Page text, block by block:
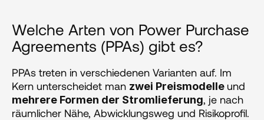
Welche Arten von Power Purchase
Agreements (PPAs) gibt es?
PPAs treten in verschiedenen Varianten auf. Im
Kern unterscheidet man zwei Preismodelle
mehrere Formen der Stromlieferung, je nach
räumlicher Nähe, Abwicklungsweg und Risikoprofil.